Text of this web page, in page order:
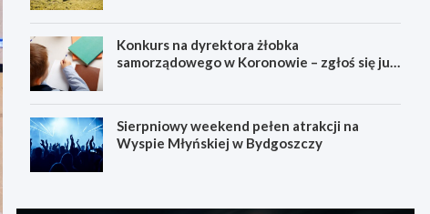
Konkurs na dyrektora żłobka
samorządowego w Koronowie – zgłoś się już
Sierpniowy weekend pełen atrakcji na
Wyspie Młyńskiej w Bydgoszczy